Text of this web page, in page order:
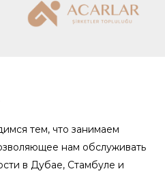
тем, что занимаем
нам обслуживать
в Дубае, Стамбуле и